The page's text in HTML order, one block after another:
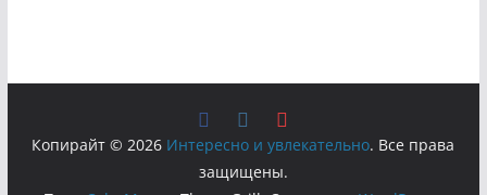
Копирайт © 2026 Интересно и увлекательно. Все права
защищены.